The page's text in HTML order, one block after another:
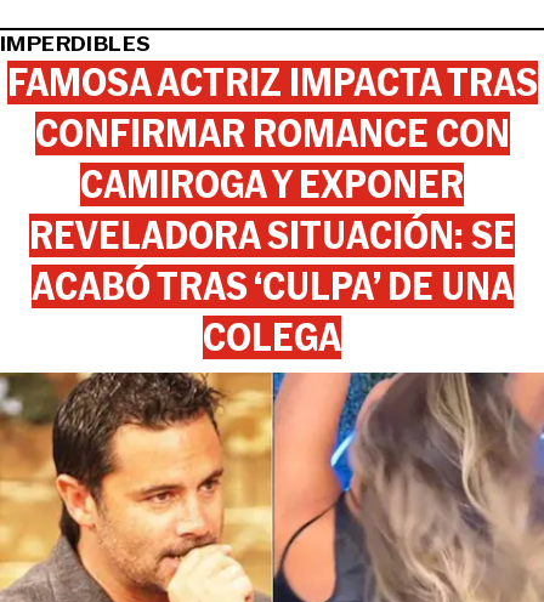
IMPERDIBLES
FAMOSA ACTRIZ IMPACTA TRAS
CONFIRMAR ROMANCE CON
CAMIROGA Y EXPONER
REVELADORA SITUACIÓN: SE
ACABÓ TRAS ‘CULPA’ DE UNA
COLEGA